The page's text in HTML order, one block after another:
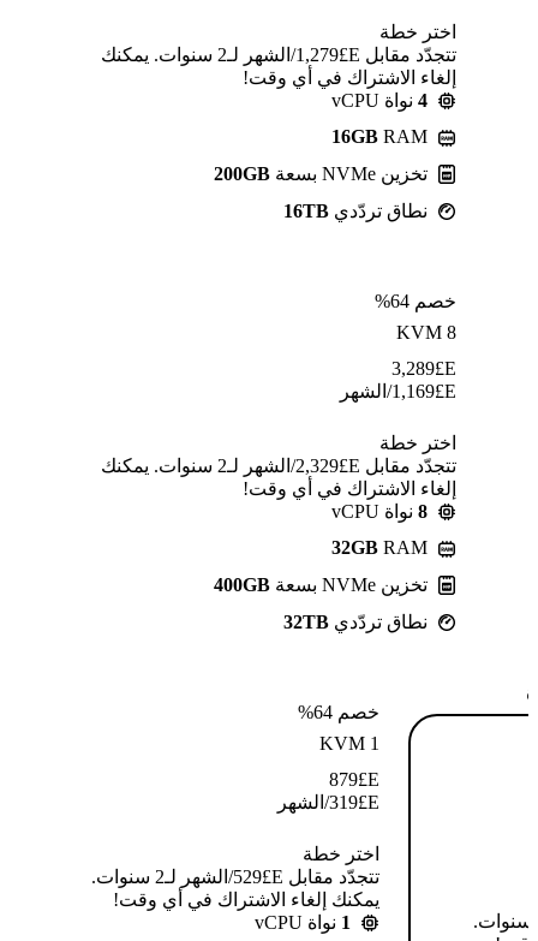
اختر خطة
تتجدّد مقابل E£⁦1,279⁩/الشهر لـ2 سنوات. يمكنك
إلغاء الاشتراك في أي وقت!
4 نواة vCPU
16GB RAM
تخزين NVMe بسعة
200GB
نطاق تردّدي 16TB
خصم 64%
KVM 8
E£
3,289
E£
1,169/الشهر
اختر خطة
تتجدّد مقابل E£⁦2,329⁩/الشهر لـ2 سنوات. يمكنك
إلغاء الاشتراك في أي وقت!
8 نواة vCPU
32GB RAM
تخزين NVMe بسعة
400GB
نطاق تردّدي 32TB
خصم 64%
KVM 1
E£
879
E£
319/الشهر
اختر خطة
تتجدّد مقابل E£⁦529⁩/الشهر لـ2 سنوات.
يمكنك إلغاء الاشتراك في أي وقت!
1 نواة vCPU
تتجدّد مقابل E£⁦639⁩/الشهر لـ2 سنوات.